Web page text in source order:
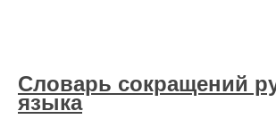
Словарь сокращений
языка